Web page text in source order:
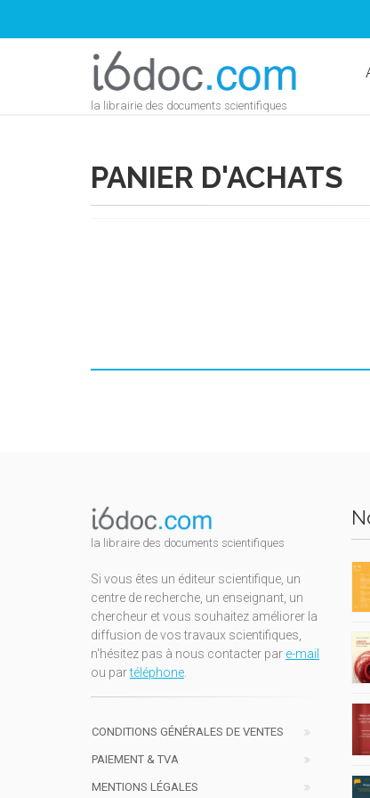
la librairie des documents scientifiques
PANIER D'ACHATS
la libraire des documents scientifiques
Si vous êtes un éditeur scientifique, un
centre de recherche, un enseignant, un
chercheur et vous souhaitez améliorer la
diffusion de vos travaux scientifiques,
n'hésitez pas à nous contacter par e-mail
ou partéléphone.
CONDITIONS GÉNÉRALES DE VENTES
PAIEMENT & TVA
MENTIONS LÉGALES